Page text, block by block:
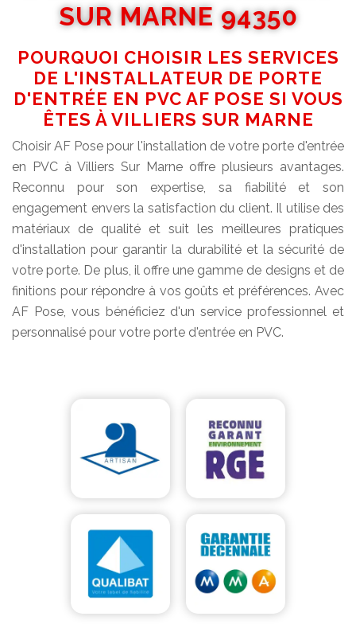
SUR MARNE 94350
POURQUOI CHOISIR LES SERVICES
DE L'INSTALLATEUR DE PORTE
D'ENTRÉE EN PVC AF POSE SI VOUS
ÊTES À VILLIERS SUR MARNE
Choisir AF Pose pour l'installation de votre porte d'entrée
en PVC à Villiers Sur Marne offre plusieurs avantages.
Reconnu pour son expertise, sa fiabilité et son
engagement envers la satisfaction du client. Il utilise des
matériaux de qualité et suit les meilleures pratiques
d'installation pour garantir la durabilité et la sécurité de
votre porte. De plus, il offre une gamme de designs et de
finitions pour répondre à vos goûts et préférences. Avec
AF Pose, vous bénéficiez d'un service professionnel et
personnalisé pour votre porte d'entrée en PVC.